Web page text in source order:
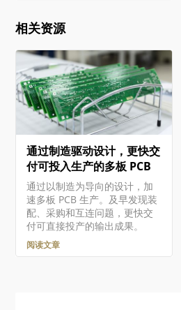
transferring the system
design into an empty multi-
(*.MbaDoc). This process will
load the physical
representation (PCBs and
other…
相关资源
通过制造驱动设计，更快交
付可投入生产的多板 PCB
通过以制造为导向的设计，加
速多板 PCB 生产。及早发现装
配、采购和互连问题，更快交
付可直接投产的输出成果。
阅读文章